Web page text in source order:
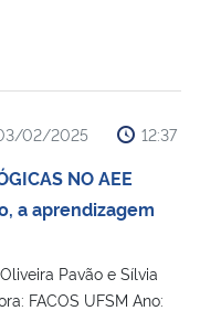
02/2025 12:37
NO AEE
a aprendizagem
Pavão e Sílvia
FACOS UFSM Ano: